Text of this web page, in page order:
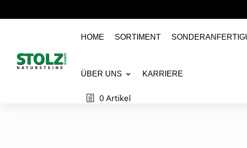
HOME SORTIMENT
ÜBER UNS KARRIERE
0 Artikel